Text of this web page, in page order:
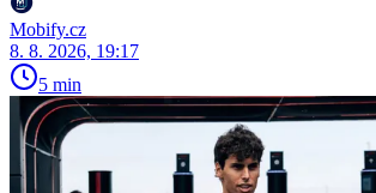
Mobify.cz
8. 8. 2026, 19:17
5 min